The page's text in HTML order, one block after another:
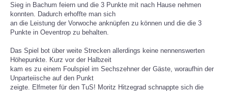
Sieg in Bachum feiern und die 3 Punkte mit nach Hause nehmen
konnten. Dadurch erhoffte man sich
an die Leistung der Vorwoche anknüpfen zu können und die die 3
Punkte in Oeventrop zu behalten.
Das Spiel bot über weite Strecken allerdings keine nennenswerten
Höhepunkte. Kurz vor der Halbzeit
kam es zu einem Foulspiel im Sechszehner der Gäste, woraufhin der
Unparteiische auf den Punkt
zeigte. Elfmeter für den TuS! Moritz Hitzegrad schnappte sich die